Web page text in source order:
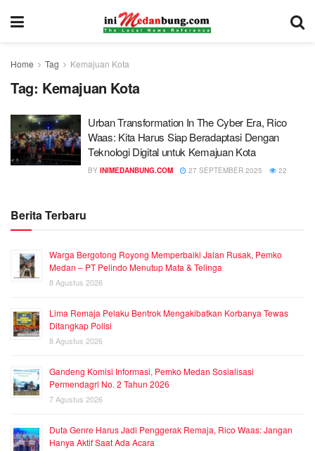
Home Tag Kemajuan Kota
Tag: Kemajuan Kota
Urban Transformation In The Cyber Era, Rico
Waas: Kita Harus Siap Beradaptasi Dengan
Teknologi Digital untuk Kemajuan Kota
BY INIMEDANBUNG.COM 27 SEPTEMBER 2025 22
Berita Terbaru
Warga Bergotong Royong Memperbaiki Jalan Rusak, Pemko
Medan – PT Pelindo Menutup Mata & Telinga
8 Agustus 2026
Lima Remaja Pelaku Bentrok Mengakibatkan Korbanya Tewas
Ditangkap Polisi
8 Agustus 2026
Gandeng Komisi Informasi, Pemko Medan Sosialisasi
Permendagri No. 2 Tahun 2026
7 Agustus 2026
Duta Genre Harus Jadi Penggerak Remaja, Rico Waas: Jangan
Hanya Aktif Saat Ada Acara